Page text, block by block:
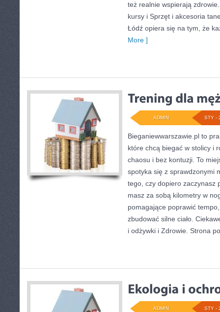
też realnie wspierają
kursy i Sprzęt i akcesoria
Łódź opiera się na tym, że
More ]
STY -
ADMIN
Bieganiewwarszawie.pl to
które chcą biegać w stolicy i
chaosu i bez kontuzji. To
spotyka się z sprawdzonymi
tego, czy dopiero zaczynasz
masz za sobą kilometry w
pomagające poprawić
zbudować silne ciało.
i odżywki i Zdrowie. Strona
STY -
ADMIN